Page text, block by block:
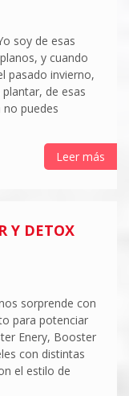
soy de esas
y cuando
pasado invierno,
de esas
puedes
Leer más
Y DETOX
sorprende con
para potenciar
Enery, Booster
con distintas
el estilo de